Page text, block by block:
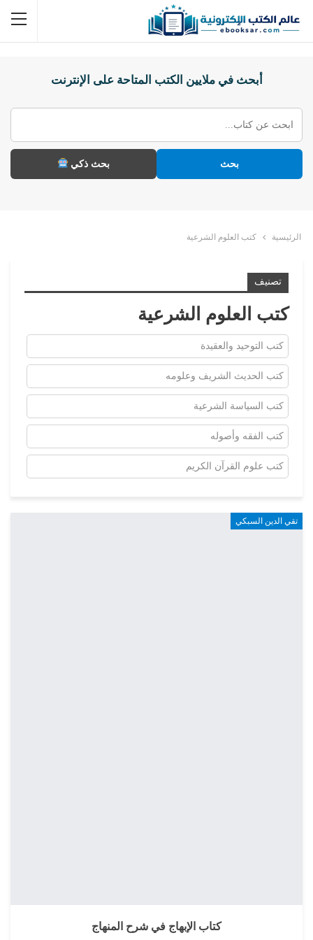
أبحث في ملايين الكتب المتاحة على الإنترنت
بحث بحث ذكي
الرئيسية كتب العلوم الشرعية
تصنيف
كتب العلوم الشرعية
كتب التوحيد والعقيدة
كتب الحديث الشريف وعلومه
كتب السياسة الشرعية
كتب الفقه وأصوله
كتب علوم القرآن الكريم
تقي الدين السبكي
كتاب الإبهاج في شرح المنهاج